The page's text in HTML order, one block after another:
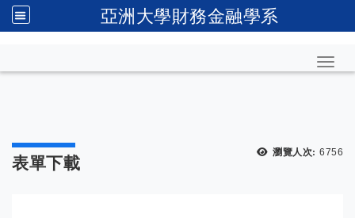
亞洲大學財務金融學系
瀏覽人次: 6756
表單下載